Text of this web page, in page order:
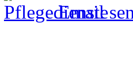
Email